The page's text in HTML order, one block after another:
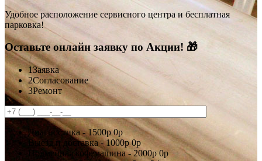
Удобное расположение сервисного центра и бесплатная
парковка!
Оставьте онлайн заявку по Акции! 🎁
1Заявка
2Согласование
3Ремонт
Диагностика -1500р0р
Выезд и доставка -1000р0р
Подменная кофемашина -2000р0р